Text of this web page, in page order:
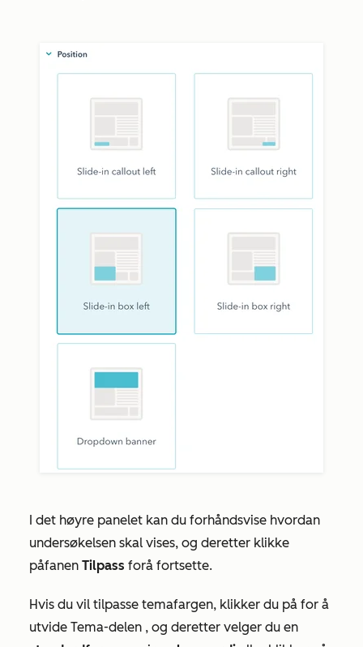
I det høyre panelet kan du forhåndsvise hvordan
undersøkelsen skal vises, og deretter klikke
påfanen Tilpass forå fortsette.
Hvis du vil tilpasse temafargen, klikker du på for å
utvide Tema-delen , og deretter velger du en